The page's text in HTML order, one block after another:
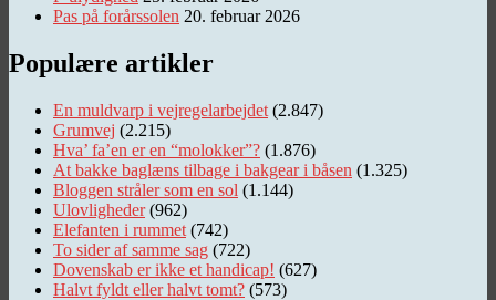
Pas på forårssolen 20. februar 2026
Populære artikler
En muldvarp i vejregelarbejdet (2.847)
Grumvej (2.215)
Hva’ fa’en er en “molokker”? (1.876)
At bakke baglæns tilbage i bakgear i båsen (1.325)
Bloggen stråler som en sol (1.144)
Ulovligheder (962)
Elefanten i rummet (742)
To sider af samme sag (722)
Dovenskab er ikke et handicap! (627)
Halvt fyldt eller halvt tomt? (573)